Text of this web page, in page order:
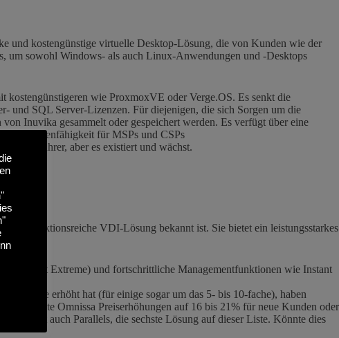
und kostengünstige virtuelle Desktop-Lösung, die von Kunden wie der
um sowohl Windows- als auch Linux-Anwendungen und -Desktops
wie ProxmoxVE oder Verge.OS. Es senkt die
und SQL Server-Lizenzen. Für diejenigen, die sich Sorgen um die
Inuvika gesammelt oder gespeichert werden. Es verfügt über eine
Mandantenfähigkeit für MSPs und CSPs
Marktführer, aber es existiert und wächst.
funktionsreiche VDI-Lösung bekannt ist. Sie bietet ein leistungsstarkes
(Blast Extreme) und fortschrittliche Managementfunktionen wie Instant
erhöht hat (für einige sogar um das 5- bis 10-fache), haben
kündigte Omnissa Preiserhöhungen auf 16 bis 21% für neue Kunden oder
indirekt auch Parallels, die sechste Lösung auf dieser Liste. Könnte dies